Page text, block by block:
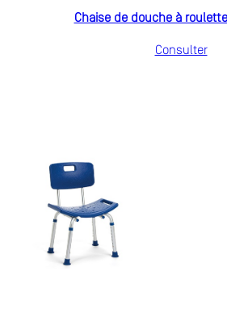
Chaise de douche à
Consulter